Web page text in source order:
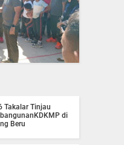
Takalar Tinjau
di
Beru